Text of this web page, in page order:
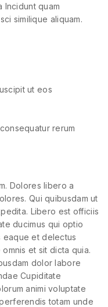
Incidunt quam
similique aliquam.
ut eos
rerum
Dolores libero a
Qui quibusdam ut
Libero est officiis
ducimus qui optio
eaque et delectus
et sit dicta quia.
dolor labore
Cupiditate
animi voluptate
totam unde